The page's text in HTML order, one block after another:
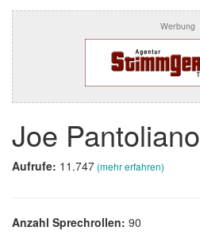
Werbung
Joe Pantoliano
Aufrufe: 11.747(mehr erfahren)
Anzahl Sprechrollen: 90